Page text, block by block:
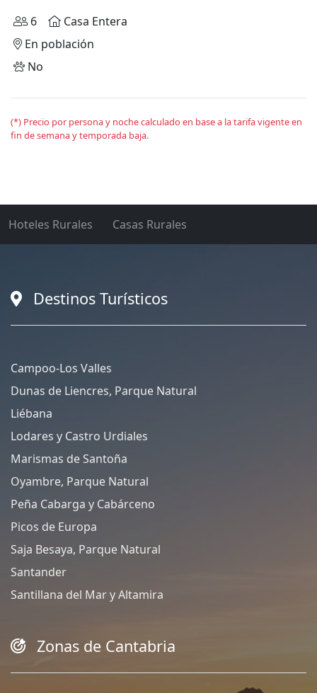
6
Casa Entera
En población
No
(*) Precio por persona y noche calculado en base a la tarifa vigente en
fin de semana y temporada baja.
Hoteles Rurales Casas Rurales
Destinos Turísticos
Campoo-Los Valles
Dunas de Liencres, Parque Natural
Liébana
Lodares y Castro Urdiales
Marismas de Santoña
Oyambre, Parque Natural
Peña Cabarga y Cabárceno
Picos de Europa
Saja Besaya, Parque Natural
Santander
Santillana del Mar y Altamira
Zonas de Cantabria